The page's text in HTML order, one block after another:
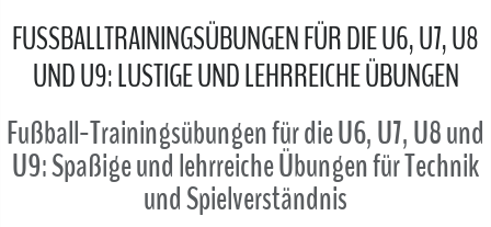
FUSSBALLTRAININGSÜBUNGEN FÜR DIE U6, U7, U8
UND U9: LUSTIGE UND LEHRREICHE ÜBUNGEN
Fußball-Trainingsübungen für die U6, U7, U8 und
U9: Spaßige und lehrreiche Übungen für Technik
und Spielverständnis